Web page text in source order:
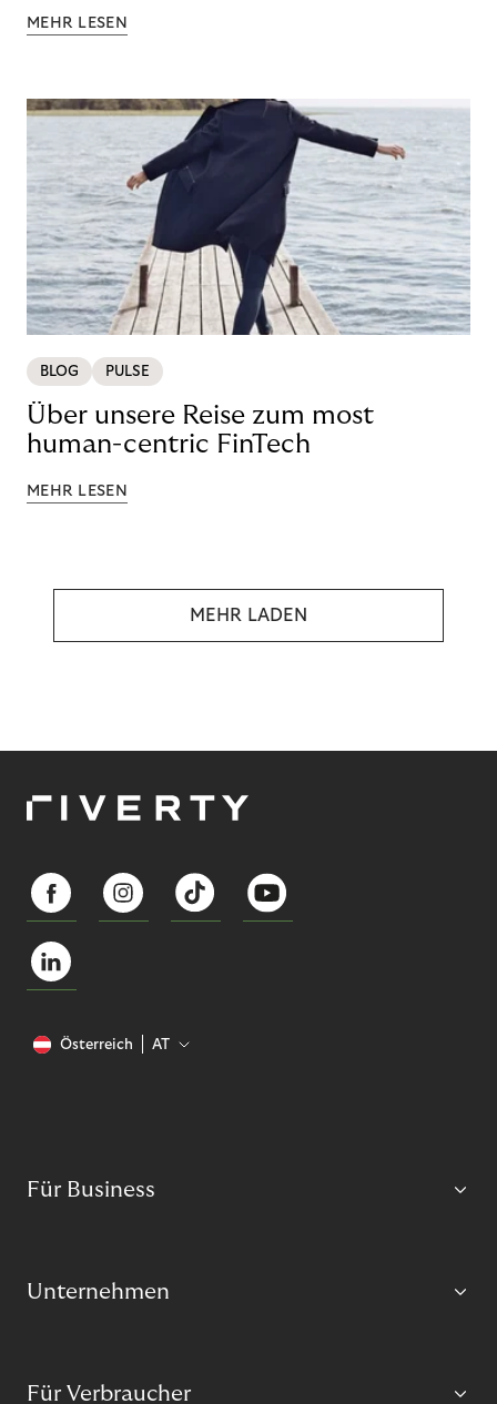
MEHR LESEN
BLOG PULSE
Über unsere Reise zum most
human-centric FinTech
MEHR LESEN
MEHR LADEN
Österreich AT
Für Business
Unternehmen
Für Verbraucher